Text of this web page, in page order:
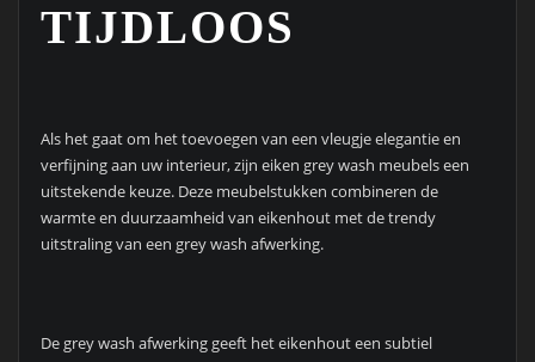
TIJDLOOS
Als het gaat om het toevoegen van een vleugje elegantie en
verfijning aan uw interieur, zijn eiken grey wash meubels een
uitstekende keuze. Deze meubelstukken combineren de
warmte en duurzaamheid van eikenhout met de trendy
uitstraling van een grey wash afwerking.
De grey wash afwerking geeft het eikenhout een subtiel